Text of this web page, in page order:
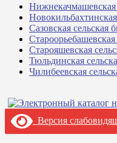
Сазовская
Старояшевская
Тюльдинская
Чилибеевская
Версия